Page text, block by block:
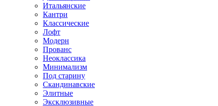
Итальянские
Кантри
Классические
Лофт
Модерн
Прованс
Неоклассика
Минимализм
Под старину
Скандинавские
Элитные
Эксклюзивные